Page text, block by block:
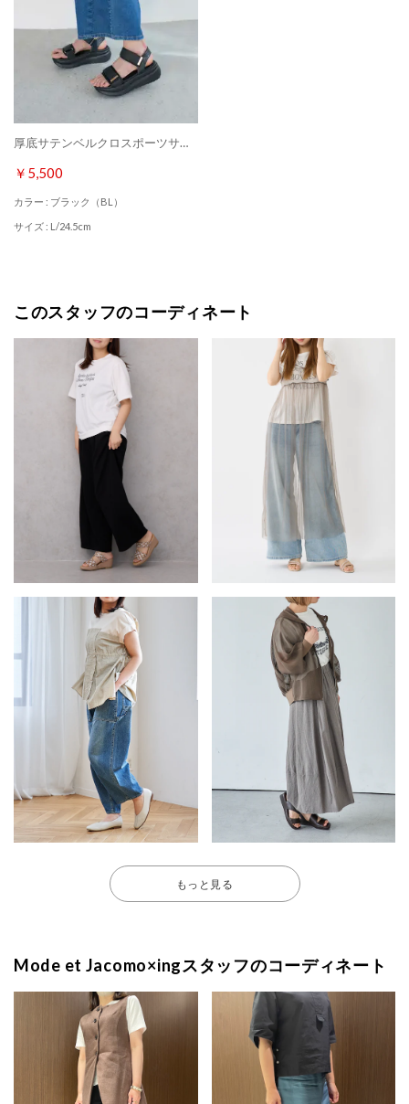
厚底サテンベルクロスポーツサンダル （ブラック）
￥5,500
カラー : ブラック（BL）
サイズ : L/24.5cm
このスタッフのコーディネート
もっと見る
Mode et Jacomo×ingスタッフのコーディネート